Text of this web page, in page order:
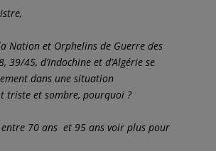
Nation et Orphelins de Guerre des
39/45, d’Indochine et d’Algérie se
dans une situation
triste et sombre, pourquoi ?
entre 70 ans et 95 ans voir plus pour